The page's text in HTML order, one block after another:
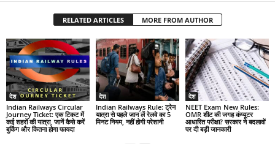
RELATED ARTICLES MORE FROM AUTHOR
देश
Indian Railways Circular
Journey Ticket: एक टिकट में
कई शहरों की यात्रा, जानें कैसे करें
बुकिंग और कितना होगा फायदा
देश
Indian Railways Rule: ट्रेन
यात्रा से पहले जान लें रेलवे का 5
मिनट नियम, नहीं होगी परेशानी
देश
NEET Exam New Rules:
OMR शीट की जगह कंप्यूटर
आधारित परीक्षा? सरकार ने बदलावों
पर दी बड़ी जानकारी